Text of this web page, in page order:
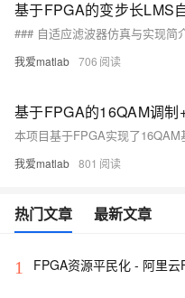
我爱matlab 706
我爱matlab 801
热门文章 最新文章
1 FPGA资源平民化 - 阿里